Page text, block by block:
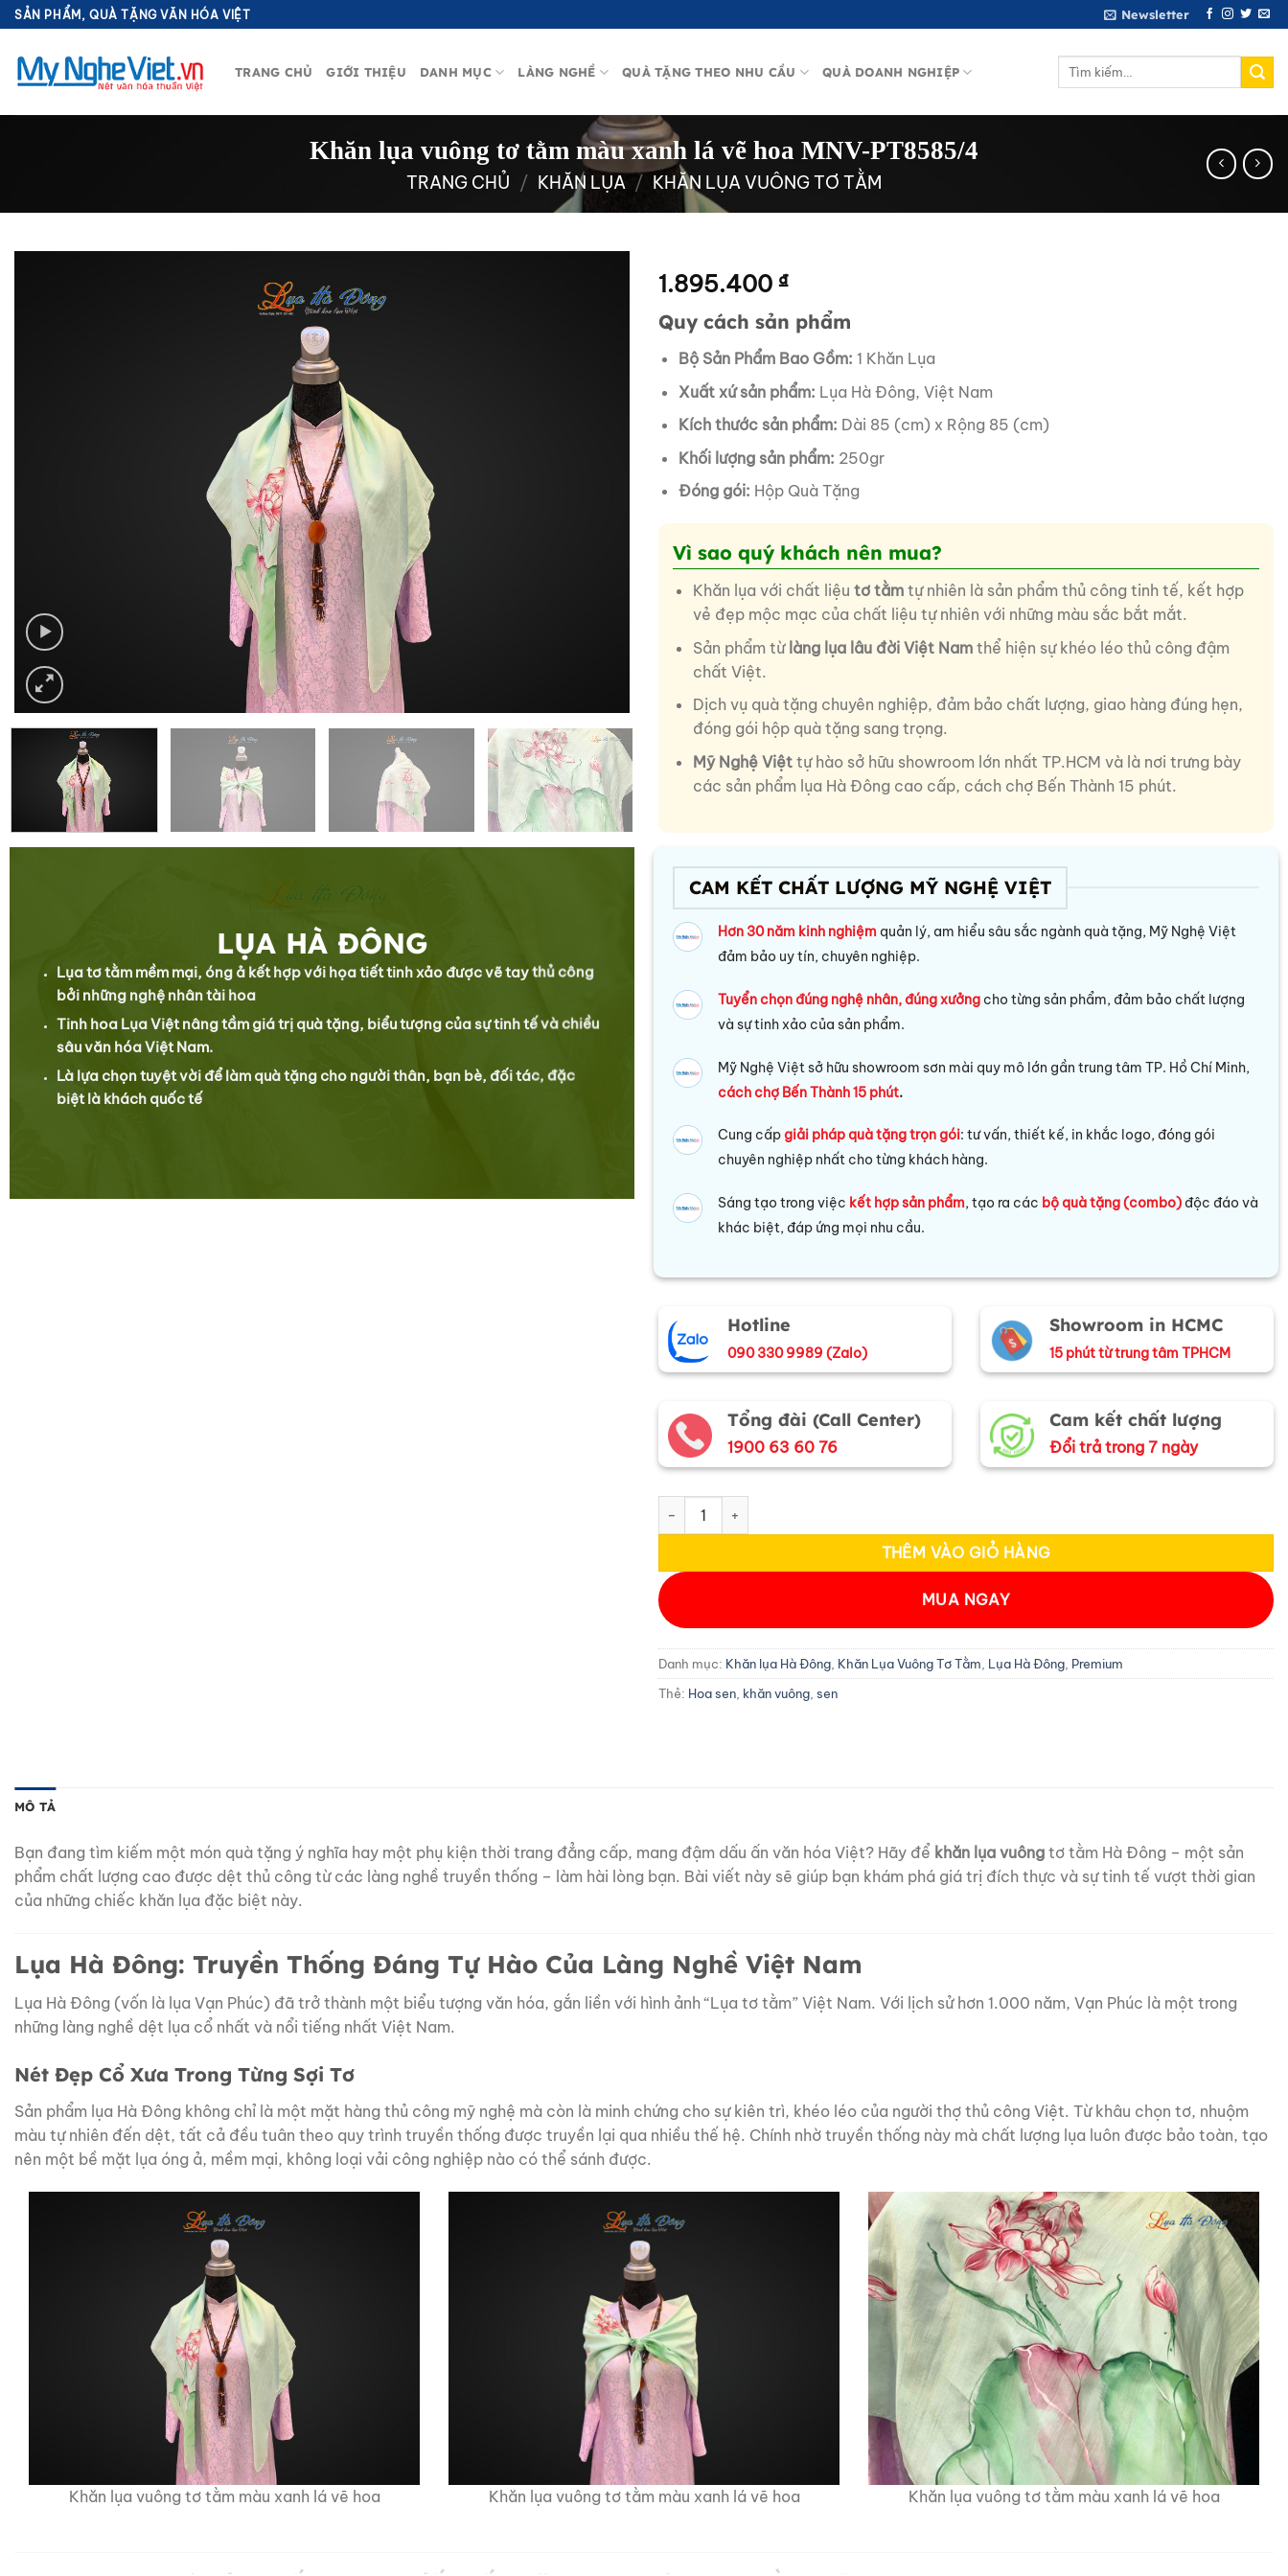
Bỏ
qua
nội
dung
SẢN PHẨM, QUÀ TẶNG VĂN HÓA VIỆT Newsletter
TRANG CHỦ GIỚI THIỆU DANH MỤC LÀNG NGHỀ QUÀ TẶNG THEO NHU CẦU QUÀ DOANH NGHIỆP
Tìm
Khăn lụa vuông tơ tằm màu xanh lá vẽ hoa MNV-PT8585/4
TRANG CHỦ / KHĂN LỤA / KHĂN LỤA VUÔNG TƠ TẰM
LỤA HÀ ĐÔNG
Lụa tơ tằm mềm mại, óng ả kết hợp với họa tiết tinh xảo được vẽ tay thủ công
bởi những nghệ nhân tài hoa
Tinh hoa Lụa Việt nâng tầm giá trị quà tặng, biểu tượng của sự tinh tế và chiều
sâu văn hóa Việt Nam.
Là lựa chọn tuyệt vời để làm quà tặng cho người thân, bạn bè, đối tác, đặc
biệt là khách quốc tế
1.895.400 ₫
Quy cách sản phẩm
Bộ Sản Phẩm Bao Gồm: 1 Khăn Lụa
Xuất xứ sản phẩm: Lụa Hà Đông, Việt Nam
Kích thước sản phẩm: Dài 85 (cm) x Rộng 85 (cm)
Khối lượng sản phẩm: 250gr
Đóng gói: Hộp Quà Tặng
Vì sao quý khách nên mua?
Khăn lụa với chất liệu tơ tằmtự nhiên là sản phẩm thủ công tinh tế, kết hợp
vẻ đẹp mộc mạc của chất liệu tự nhiên với những màu sắc bắt mắt.
Sản phẩm từ làng lụa lâu đời Việt Namthể hiện sự khéo léo thủ công đậm
chất Việt.
Dịch vụ quà tặng chuyên nghiệp, đảm bảo chất lượng, giao hàng đúng hẹn,
đóng gói hộp quà tặng sang trọng.
Mỹ Nghệ Việttự hào sở hữu showroom lớn nhất TP.HCM và là nơi trưng bày
các sản phẩm lụa Hà Đông cao cấp, cách chợ Bến Thành 15 phút.
CAM KẾT CHẤT LƯỢNG MỸ NGHỆ VIỆT
Hơn 30 năm kinh nghiệm quản lý, am hiểu sâu sắc ngành quà tặng, Mỹ Nghệ Việt
đảm bảo uy tín, chuyên nghiệp.
Tuyển chọn đúng nghệ nhân, đúng xưởng cho từng sản phẩm, đảm bảo chất lượng
và sự tinh xảo của sản phẩm.
Mỹ Nghệ Việt sở hữu showroom sơn mài quy mô lớn gần trung tâm TP. Hồ Chí Minh,
cách chợ Bến Thành 15 phút.
Cung cấpgiải pháp quà tặng trọn gói: tư vấn, thiết kế, in khắc logo, đóng gói
chuyên nghiệp nhất cho từng khách hàng.
Sáng tạo trong việc kết hợp sản phẩm, tạo ra các bộ quà tặng (combo) độc đáo và
khác biệt, đáp ứng mọi nhu cầu.
Hotline
090 330 9989 (Zalo)
Showroom in HCMC
15 phút từ trung tâm TPHCM
Tổng đài (Call Center)
1900 63 60 76
Cam kết chất lượng
Đổi trả trong 7 ngày
Khăn lụa vuông tơ tằm màu xanh lá vẽ hoa MNV-PT8585/4 số lượng
THÊM VÀO GIỎ HÀNG
MUA NGAY
Danh mục: Khăn lụa Hà Đông Khăn Lụa Vuông Tơ Tằm Lụa Hà Đông Premium
Thẻ: Hoa sen khăn vuông sen
MÔ TẢ
Bạn đang tìm kiếm một món quà tặng ý nghĩa hay một phụ kiện thời trang đẳng cấp, mang đậm dấu ấn văn hóa Việt? Hãy để khăn lụa vuông tơ tằm Hà Đông – một sản
phẩm chất lượng cao được dệt thủ công từ các làng nghề truyền thống – làm hài lòng bạn. Bài viết này sẽ giúp bạn khám phá giá trị đích thực và sự tinh tế vượt thời gian
của những chiếc khăn lụa đặc biệt này.
Lụa Hà Đông: Truyền Thống Đáng Tự Hào Của Làng Nghề Việt Nam
Lụa Hà Đông (vốn là lụa Vạn Phúc) đã trở thành một biểu tượng văn hóa, gắn liền với hình ảnh “Lụa tơ tằm” Việt Nam. Với lịch sử hơn 1.000 năm, Vạn Phúc là một trong
những làng nghề dệt lụa cổ nhất và nổi tiếng nhất Việt Nam.
Nét Đẹp Cổ Xưa Trong Từng Sợi Tơ
Sản phẩm lụa Hà Đông không chỉ là một mặt hàng thủ công mỹ nghệ mà còn là minh chứng cho sự kiên trì, khéo léo của người thợ thủ công Việt. Từ khâu chọn tơ, nhuộm
màu tự nhiên đến dệt, tất cả đều tuân theo quy trình truyền thống được truyền lại qua nhiều thế hệ. Chính nhờ truyền thống này mà chất lượng lụa luôn được bảo toàn, tạo
nên một bề mặt lụa óng ả, mềm mại, không loại vải công nghiệp nào có thể sánh được.
Khăn lụa vuông tơ tằm màu xanh lá vẽ hoa Khăn lụa vuông tơ tằm màu xanh lá vẽ hoa Khăn lụa vuông tơ tằm màu xanh lá vẽ hoa